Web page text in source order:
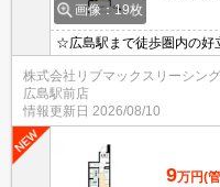
画像：19枚
☆広島駅まで徒歩圏内の好
す☆浴室乾燥や宅配ボック
株式会社リブマックスリーシン
広島駅前店
情報更新日 2026/08/10
9万円(